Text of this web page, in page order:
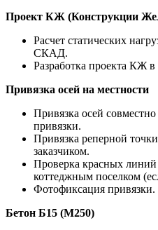
Проект КЖ (Конструкции
Расчет статических
СКАД.
Разработка проекта КЖ
Привязка осей на местности
Привязка осей совместно
привязки.
Привязка реперной
заказчиком.
Проверка красных линий
коттеджным поселком
Фотофиксация привязки.
Бетон Б15 (М250)